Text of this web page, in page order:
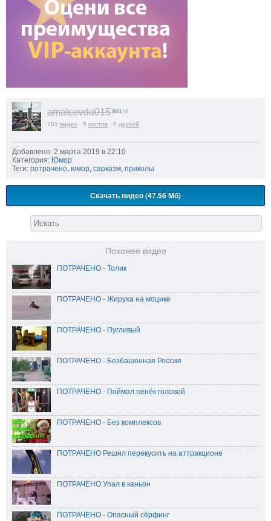
amalcevdo015 3651 | 0
701 видео 5 постов 0 друзей
Добавлено: 2 марта 2019 в 22:10
Категория: Юмор
Теги: потрачено юмор сарказм приколы
Скачать видео (47.56 Мб)
Похожее видео
ПОТРАЧЕНО - Толик
ПОТРАЧЕНО - Жируха на моцике
ПОТРАЧЕНО - Пугливый
ПОТРАЧЕНО - Безбашенная Россия
ПОТРАЧЕНО - Поймал пенёк головой
ПОТРАЧЕНО - Без комплексов
ПОТРАЧЕНО Решил перекусить на аттракционе
ПОТРАЧЕНО Упал в каньон
ПОТРАЧЕНО - Опасный сёрфинг